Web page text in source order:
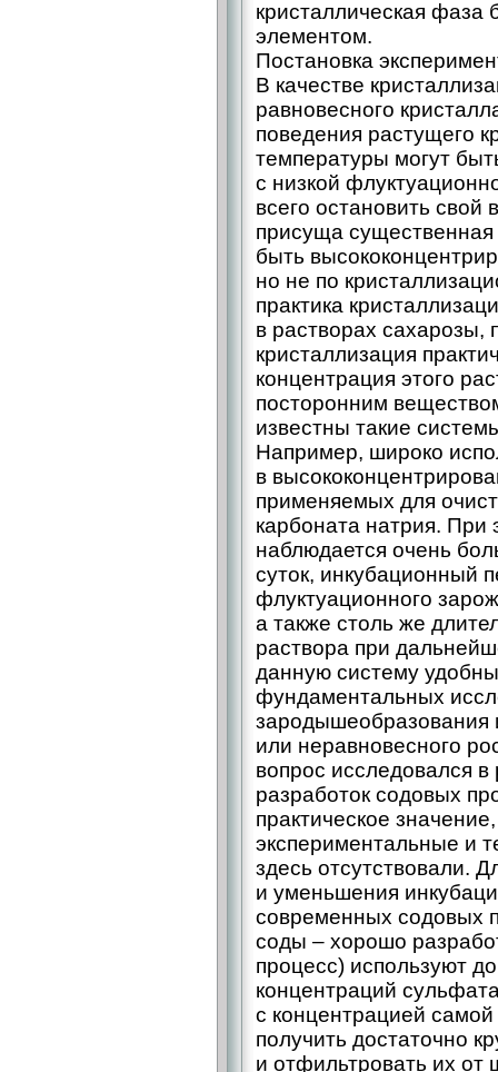
кристаллическая
элементом.
Постановка
В качестве
равновесного
поведения растущего
температуры могут
с низкой
всего остановить
присуща существенная
быть
но не по
практика
в растворах сахарозы,
кристаллизация
концентрация этого
посторонним
известны такие
Например, широко
в
применяемых для
карбоната натрия. При
наблюдается очень
суток, инкубационный
флуктуационного
а также столь же
раствора при
данную систему
фундаментальных
зародышеобразования
или неравновесного
вопрос исследовался в
разработок содовых
практическое
экспериментальные и
здесь отсутствовали.
и уменьшения
современных содовых
соды – ​хорошо
процесс) используют
концентраций
с концентрацией
получить достаточно
и отфильтровать их от